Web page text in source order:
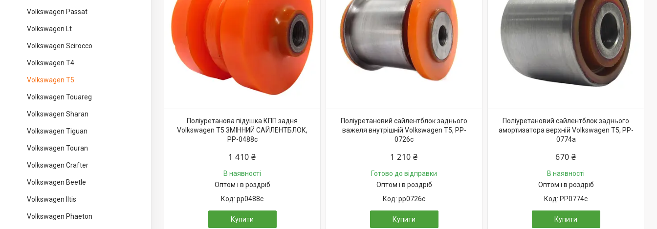
Volkswagen Passat
Volkswagen Lt
Volkswagen Scirocco
Volkswagen T4
Volkswagen T5
Volkswagen Touareg
Volkswagen Sharan
Volkswagen Tiguan
Volkswagen Touran
Volkswagen Crafter
Volkswagen Beetle
Volkswagen Iltis
Volkswagen Phaeton
Поліуретанова підушка КПП задня
Volkswagen T5 ЗМІННИЙ САЙЛЕНТБЛОК,
PP-0488c
1 410 ₴
В наявності
Оптом і в роздріб
pp0488c
Купити
Поліуретановий сайлентблок заднього
важеля внутрішній Volkswagen T5, PP-
0726c
1 210 ₴
Готово до відправки
Оптом і в роздріб
pp0726c
Купити
Поліуретановий сайлентблок заднього
амортизатора верхній Volkswagen T5, PP-
0774a
670 ₴
В наявності
Оптом і в роздріб
PP0774c
Купити